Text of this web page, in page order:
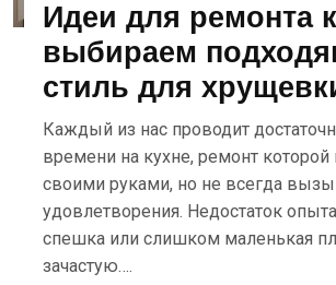
Идеи для ремонта
выбираем
стиль для
Каждый из нас проводит
времени на кухне, ремонт
своими руками, но не всегда
удовлетворения. Недостаток
спешка или слишком маленькая
зачастую….